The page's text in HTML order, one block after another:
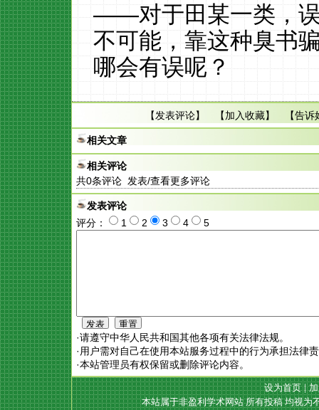
——对于田某一类，
不可能，靠这种臭书
哪会有误呢？
【发表评论】 【加入收藏】 【告诉
相关文章
相关评论
共0条评论 发表/查看更多评论
发表评论
评分：
1 2 3 4 5
·请遵守中华人民共和国其他各项有关法律法规。
·用户需对自己在使用本站服务过程中的行为承担法律
·本站管理员有权保留或删除评论内容。
设为首页|
本站属于非盈利学术网站 所有投稿 均视为